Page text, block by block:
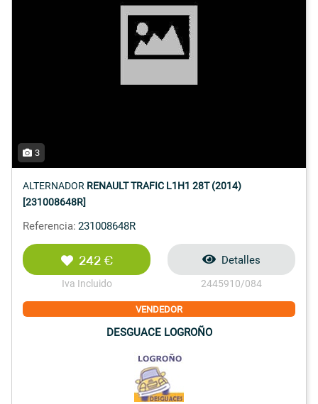
3
ALTERNADOR RENAULT TRAFIC L1H1 28T (2014)
[231008648R]
Referencia: 231008648R
242 €
Iva Incluido
Detalles
2445910/084
VENDEDOR
DESGUACE LOGROÑO